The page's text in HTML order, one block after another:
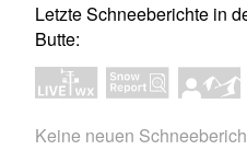
Letzte Schneeberichte in
Butte:
Keine neuen